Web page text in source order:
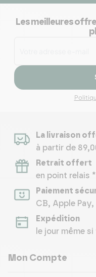
Les meilleures
La livraison
à partir de
Retrait offert
en point relais *
Paiement
CB, Apple
Expédition
le jour même
Mon Compte